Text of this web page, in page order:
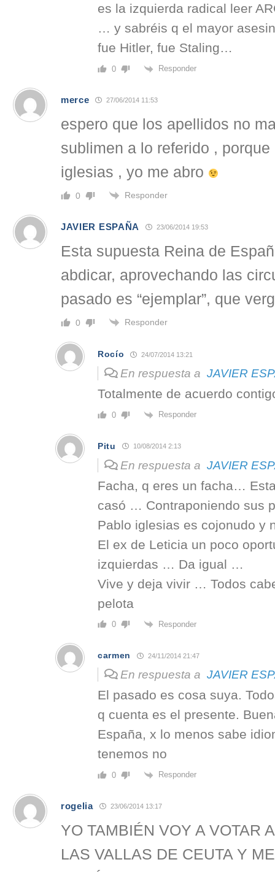
es la izquierda radical leer
… y sabréis q el mayor
fue Hitler, fue Staling…
0 Responder
merce 27/06/2014 11:53
espero que los apellidos no
sublimen a lo referido ,
iglesias , yo me abro
0 Responder
JAVIER ESPAÑA 23/06/2014 19:53
Esta supuesta Reina de
abdicar, aprovechando las
pasado es “ejemplar”, que
0 Responder
Rocío 24/07/2014 13:21
En respuesta a JAVIER
Totalmente de acuerdo
0 Responder
Pitu 10/08/2014 2:13
En respuesta a JAVIER
Facha, q eres un facha…
casó … Contraponiendo sus
Pablo iglesias es cojonudo y
El ex de Leticia un poco
izquierdas … Da igual …
Vive y deja vivir … Todos
pelota
0 Responder
carmen 24/11/2014 21:47
En respuesta a JAVIER
El pasado es cosa suya.
q cuenta es el presente.
España, x lo menos sabe
tenemos no
0 Responder
rogelia 23/06/2014 13:17
YO TAMBIÉN VOY A VOTAR
LAS VALLAS DE CEUTA Y